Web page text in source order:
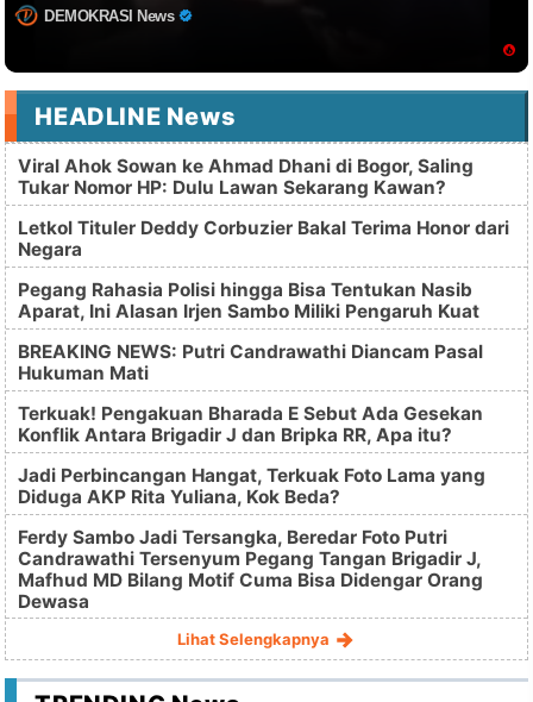
DEMOKRASI News
HEADLINE News
Viral Ahok Sowan ke Ahmad Dhani di Bogor, Saling
Tukar Nomor HP: Dulu Lawan Sekarang Kawan?
Letkol Tituler Deddy Corbuzier Bakal Terima Honor dari
Negara
Pegang Rahasia Polisi hingga Bisa Tentukan Nasib
Aparat, Ini Alasan Irjen Sambo Miliki Pengaruh Kuat
BREAKING NEWS: Putri Candrawathi Diancam Pasal
Hukuman Mati
Terkuak! Pengakuan Bharada E Sebut Ada Gesekan
Konflik Antara Brigadir J dan Bripka RR, Apa itu?
Jadi Perbincangan Hangat, Terkuak Foto Lama yang
Diduga AKP Rita Yuliana, Kok Beda?
Ferdy Sambo Jadi Tersangka, Beredar Foto Putri
Candrawathi Tersenyum Pegang Tangan Brigadir J,
Mafhud MD Bilang Motif Cuma Bisa Didengar Orang
Dewasa
Lihat Selengkapnya